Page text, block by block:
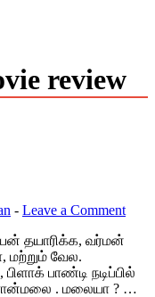
review
- Leave a Comment
தயாரிக்க, வர்மன்
மற்றும் வேல.
பாண்டி நடிப்பில்
. மலையா ? …